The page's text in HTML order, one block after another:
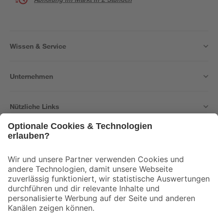
Wissen & Service
Unternehmen
Nützliche Links
Der toom Newsletter: Keine Angebote und Aktionen mehr verpassen!
Zur Newsletter Anmeldung
Folge uns